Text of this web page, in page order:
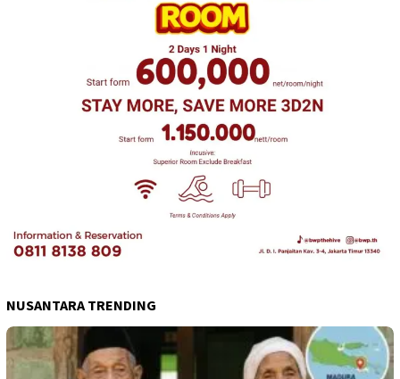
NUSANTARA TRENDING